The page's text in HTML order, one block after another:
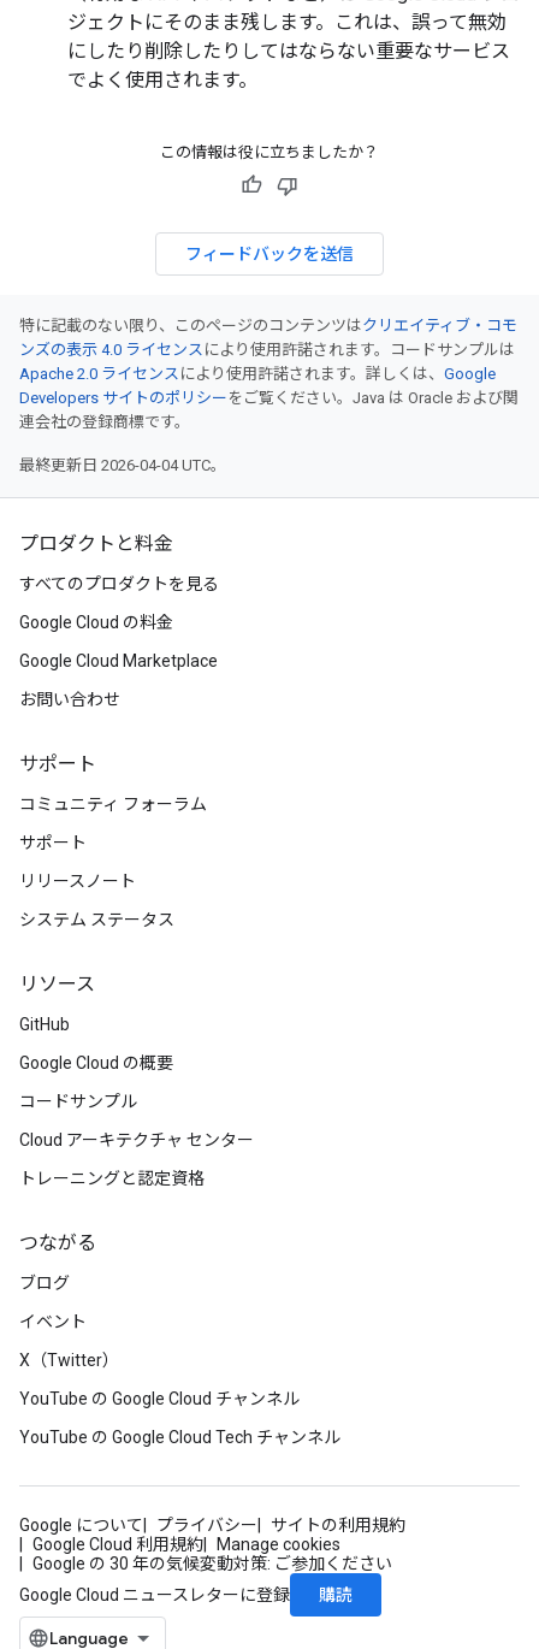
ジェクトにそのまま残します。これは、誤って無効
にしたり削除したりしてはならない重要なサービス
でよく使用されます。
この情報は役に立ちましたか？
フィードバックを送信
特に記載のない限り、このページのコンテンツはクリエイティブ・コモ
ンズの表示 4.0 ライセンス により使用許諾されます。コードサンプルは
Apache 2.0 ライセンス により使用許諾されます。詳しくは、 Google
Developers サイトのポリシー をご覧ください。Java は Oracle および関
連会社の登録商標です。
最終更新日 2026-04-04 UTC。
プロダクトと料金
すべてのプロダクトを見る
Google Cloud の料金
Google Cloud Marketplace
お問い合わせ
サポート
コミュニティ フォーラム
サポート
リリースノート
システム ステータス
リソース
GitHub
Google Cloud の概要
コードサンプル
Cloud アーキテクチャ センター
トレーニングと認定資格
つながる
ブログ
イベント
X（Twitter）
YouTube の Google Cloud チャンネル
YouTube の Google Cloud Tech チャンネル
Google について プライバシー
サイトの利用規約
Google Cloud 利用規約
Manage cookies
Google の 30 年の気候変動対策: ご参加ください
Google Cloud ニュースレターに登録
購読